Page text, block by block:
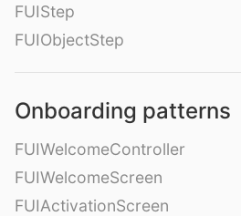
FUIStep
FUIObjectStep
Onboarding patterns
FUIWelcomeController
FUIWelcomeScreen
FUIActivationScreen